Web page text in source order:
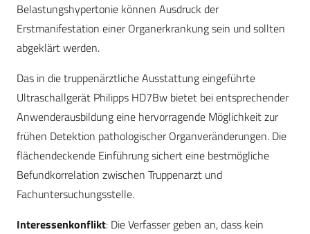
Belastungshypertonie können Ausdruck der
Erstmanifestation einer Organerkrankung sein und sollten
abgeklärt werden.
Das in die truppenärztliche Ausstattung eingeführte
Ultraschallgerät Philipps HD7Bw bietet bei entsprechender
Anwenderausbildung eine hervorragende Möglichkeit zur
frühen Detektion pathologischer Organveränderungen. Die
flächendeckende Einführung sichert eine bestmögliche
Befundkorrelation zwischen Truppenarzt und
Fachuntersuchungsstelle.
Interessenkonflikt: Die Verfasser geben an, dass kein